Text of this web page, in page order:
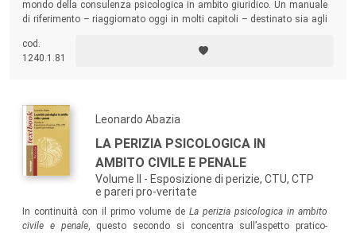
mondo della consulenza psicologica in ambito giuridico. Un manuale
di riferimento – riaggiornato oggi in molti capitoli – destinato sia agli
psicologiche sia ai giovani professionisti come supporto e confronto
nel loro lavoro peritale.
cod.
1240.1.81
Leonardo Abazia
LA PERIZIA PSICOLOGICA IN
AMBITO CIVILE E PENALE
Volume II - Esposizione di perizie, CTU, CTP
e pareri pro-veritate
In continuità con il primo volume de La perizia psicologica in ambito
civile e penale,
questo secondo si concentra sull’aspetto pratico-